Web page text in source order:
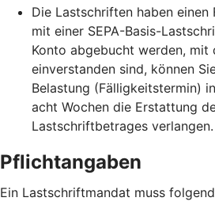
Die Lastschriften haben
mit einer SEPA-Basis-
Konto abgebucht werden, mit
einverstanden sind, können
Belastung (Fälligkeitstermin)
acht Wochen die Erstattung
Lastschriftbetrages verlangen.
Pflichtangaben
Ein Lastschriftmandat muss